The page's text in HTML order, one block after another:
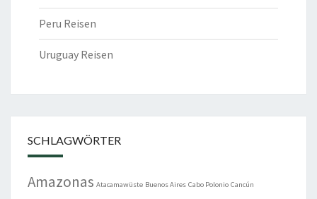
Peru Reisen
Uruguay Reisen
SCHLAGWÖRTER
Amazonas Atacamawüste Buenos Aires Cabo Polonio Cancún